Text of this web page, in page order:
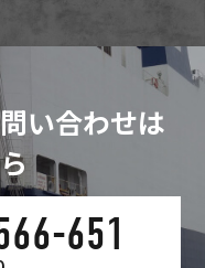
い合わせは
651